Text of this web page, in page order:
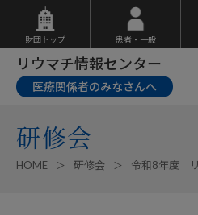
リウマチ情報センター
医療関係者のみなさんへ
研修会
HOME 研修会 令和8年度
財団トップ 患者・一般